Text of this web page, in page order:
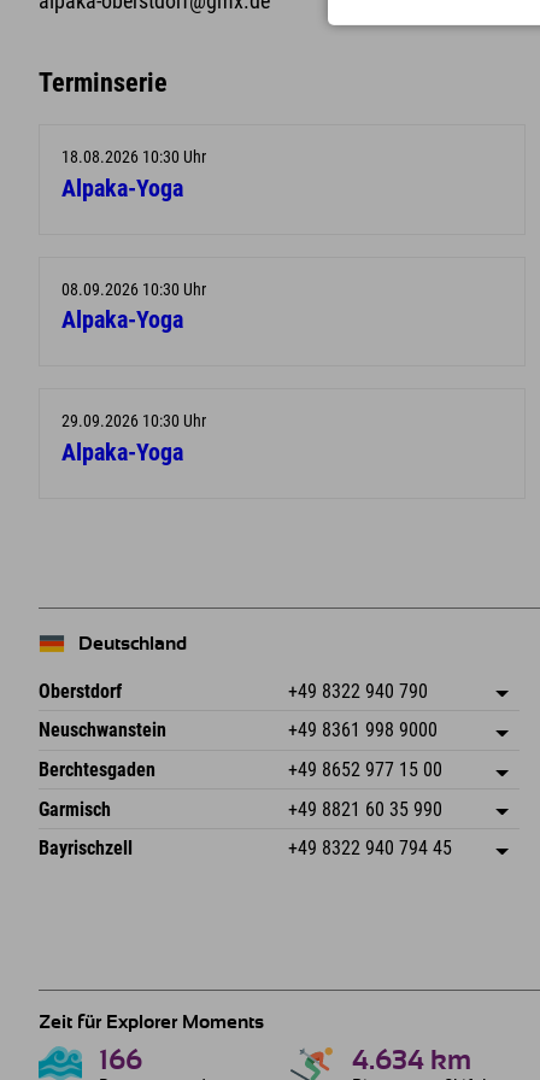
Terminserie
18.08.2026 10:30 Uhr
Alpaka-Yoga
08.09.2026 10:30 Uhr
Alpaka-Yoga
29.09.2026 10:30 Uhr
Alpaka-Yoga
Deutschland
Oberstdorf +49 8322 940 790
An der Breitach 3
Deutschland
Adresse speichern
Buchen
Neuschwanstein +49 8361 998 9000
An der Riese 45
87484 Nesselwang im Allgäu
Deutschland
Adresse speichern
Buchen
Berchtesgaden +49 8652 977 15 00
Hofreitstr. 7
Deutschland
Adresse speichern
Buchen
Garmisch +49 8821 60 35 990
Frickenstraße 22
82490 Farchant
Adresse speichern
Bayrischzell +49 8322 940 794 45
Zeit für Explorer Moments
166 4.634 km